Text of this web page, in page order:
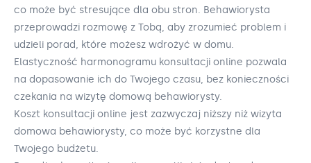
co może być stresujące dla obu stron. Behawiorysta
przeprowadzi rozmowę z Tobą, aby zrozumieć problem i
udzieli porad, które możesz wdrożyć w domu.
Elastyczność harmonogramu konsultacji online pozwala
na dopasowanie ich do Twojego czasu, bez konieczności
czekania na wizytę domową behawiorysty.
Koszt konsultacji online jest zazwyczaj niższy niż wizyta
domowa behawiorysty, co może być korzystne dla
Twojego budżetu.